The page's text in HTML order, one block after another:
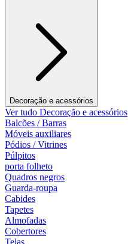
Decoração e acessórios
Ver tudo Decoração e acessórios
Balcões / Barras
Móveis auxiliares
Pódios / Vitrines
Púlpitos
porta folheto
Quadros negros
Guarda-roupa
Cabides
Tapetes
Almofadas
Cobertores